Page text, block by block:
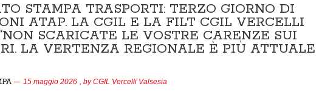
STAMPA TRASPORTI: TERZO GIORNO DI
ATAP. LA CGIL E LA FILT CGIL VERCELLI
SCARICATE LE VOSTRE CARENZE SUI
LA VERTENZA REGIONALE È PIÙ ATTUALE
15 maggio 2026 , byCGIL Vercelli Valsesia